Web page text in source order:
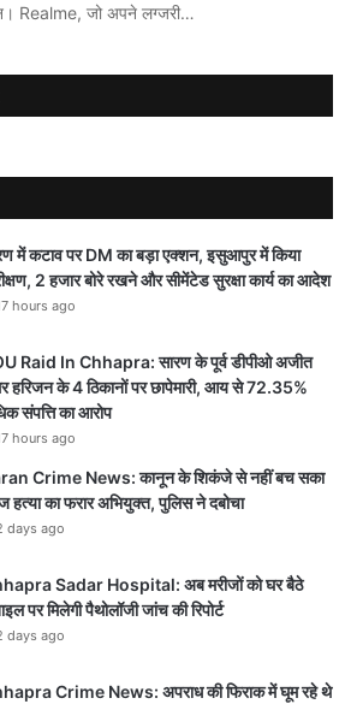
Realme, जो अपने लग्जरी…
में कटाव पर DM का बड़ा एक्शन, इसुआपुर में किया
2 हजार बोरे रखने और सीमेंटेड सुरक्षा कार्य का आदेश
hours ago
Raid In Chhapra: सारण के पूर्व डीपीओ अजीत
हरिजन के 4 ठिकानों पर छापेमारी, आय से 72.35%
संपत्ति का आरोप
hours ago
Crime News: कानून के शिकंजे से नहीं बच सका
हत्या का फरार अभियुक्त, पुलिस ने दबोचा
days ago
Sadar Hospital: अब मरीजों को घर बैठे
पर मिलेगी पैथोलॉजी जांच की रिपोर्ट
days ago
Crime News: अपराध की फिराक में घूम रहे थे